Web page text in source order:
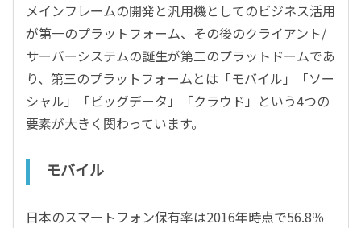
メインフレームの開発と汎用機としてのビジネス活用
が第一のプラットフォーム、その後のクライアント/
サーバーシステムの誕生が第二のプラットドームであ
り、第三のプラットフォームとは「モバイル」「ソー
シャル」「ビッグデータ」「クラウド」という4つの
要素が大きく関わっています。
モバイル
日本のスマートフォン保有率は2016年時点で56.8％